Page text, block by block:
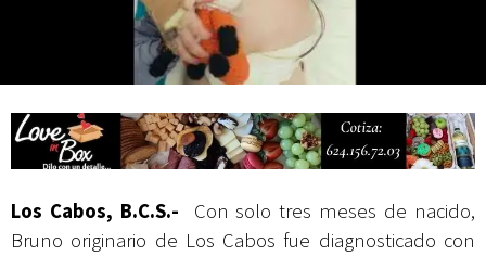
Los Cabos, B.C.S.- Con solo tres meses de nacido,
Bruno originario de Los Cabos fue diagnosticado con